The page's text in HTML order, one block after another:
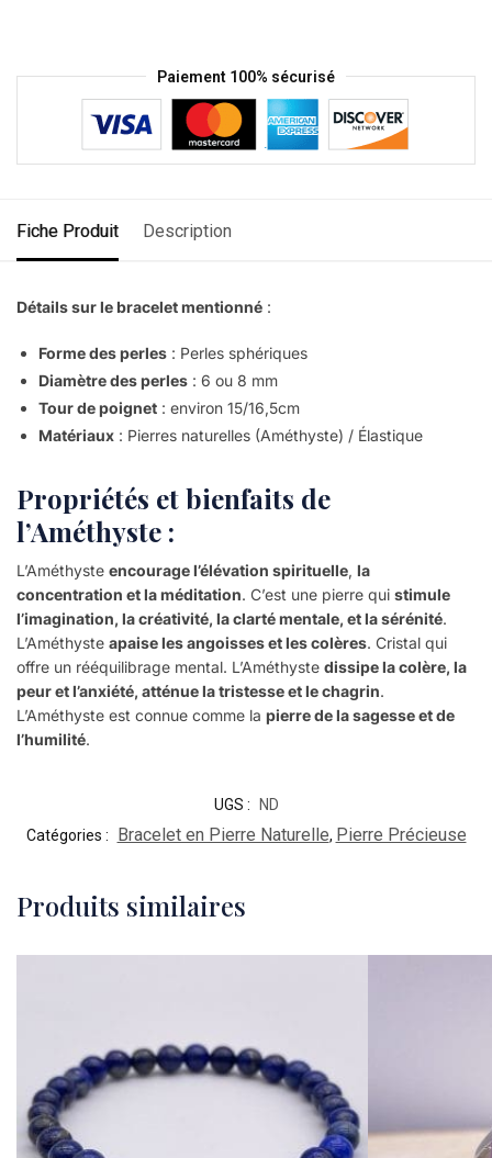
Paiement 100% sécurisé
Fiche Produit Description
Détails sur le bracelet mentionné :
Forme des perles : Perles sphériques
Diamètre des perles : 6 ou 8 mm
Tour de poignet : environ 15/16,5cm
Matériaux : Pierres naturelles (Améthyste) / Élastique
Propriétés et bienfaits de
l’Améthyste :
L’Améthyste encourage l’élévation spirituelle, la
concentration et la méditation. C’est une pierre qui stimule
l’imagination, la créativité, la clarté mentale, et la sérénité.
L’Améthyste apaise les angoisses et les colères. Cristal qui
offre un rééquilibrage mental. L’Améthyste dissipe la colère, la
peur et l’anxiété, atténue la tristesse et le chagrin.
L’Améthyste est connue comme la pierre de la sagesse et de
l’humilité.
UGS :
ND
Catégories :
Bracelet en Pierre Naturelle, Pierre Précieuse
Produits similaires